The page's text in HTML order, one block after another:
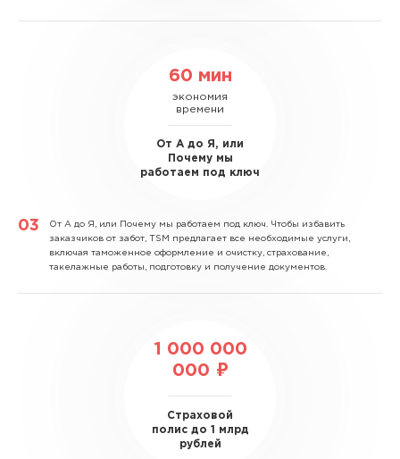
60 мин
экономия
времени
От А до Я, или
Почему мы
работаем под ключ
От А до Я, или Почему мы работаем под ключ. Чтобы избавить
заказчиков от забот, TSM предлагает все необходимые услуги,
включая таможенное оформление и очистку, страхование,
такелажные работы, подготовку и получение документов.
1 000 000
000 ₽
Страховой
полис до 1 млрд
рублей